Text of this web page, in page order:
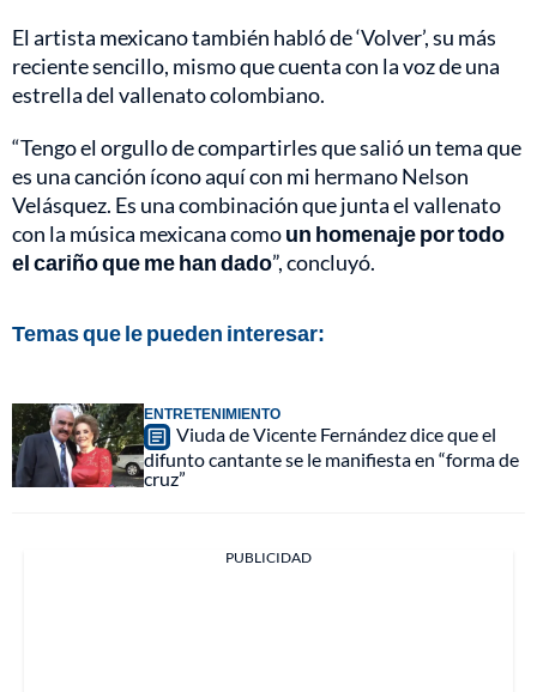
El artista mexicano también habló de ‘Volver’, su más
reciente sencillo, mismo que cuenta con la voz de una
estrella del vallenato colombiano.
“Tengo el orgullo de compartirles que salió un tema que
es una canción ícono aquí con mi hermano Nelson
Velásquez. Es una combinación que junta el vallenato
con la música mexicana comoun homenaje por todo
el cariño que me han dado”, concluyó.
Temas que le pueden interesar:
ENTRETENIMIENTO
Viuda de Vicente Fernández dice que el
difunto cantante se le manifiesta en “forma de
cruz”
PUBLICIDAD